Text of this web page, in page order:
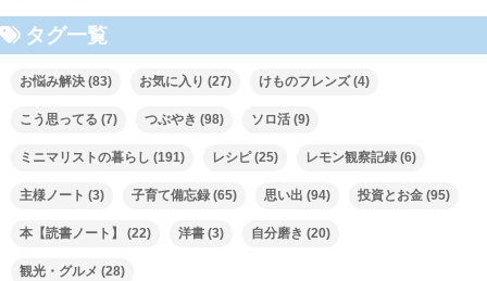
タグ一覧
お悩み解決 (83) お気に入り (27) けものフレンズ(4)
こう思ってる (7) つぶやき (98) ソロ活 (9)
ミニマリストの暮らし (191) レシピ(25) レモン観察記録 (6)
主様ノート (3) 子育て備忘録 (65) 思い出 (94) 投資とお金 (95)
本【読書ノート】 (22) 洋書 (3) 自分磨き (20)
観光・グルメ (28)